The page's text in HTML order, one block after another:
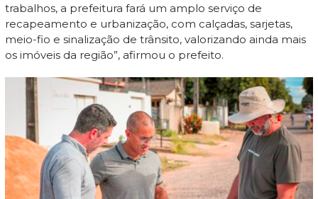
trabalhos, a prefeitura fará um amplo serviço de
recapeamento e urbanização, com calçadas, sarjetas,
meio-fio e sinalização de trânsito, valorizando ainda mais
os imóveis da região”, afirmou o prefeito.